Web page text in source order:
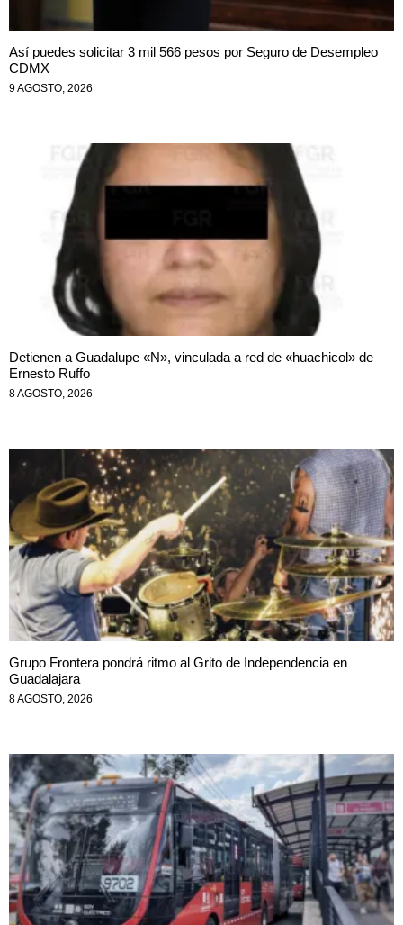
Así puedes solicitar 3 mil 566 pesos por Seguro de Desempleo
CDMX
9 AGOSTO, 2026
Detienen a Guadalupe «N», vinculada a red de «huachicol» de
Ernesto Ruffo
8 AGOSTO, 2026
Grupo Frontera pondrá ritmo al Grito de Independencia en
Guadalajara
8 AGOSTO, 2026